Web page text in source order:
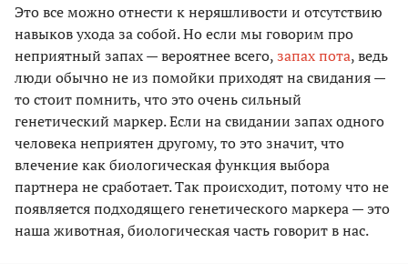
Это все можно отнести к неряшливости и отсутствию
навыков ухода за собой. Но если мы говорим про
неприятный запах — вероятнее всего,запах пота, ведь
люди обычно не из помойки приходят на свидания —
то стоит помнить, что это очень сильный
генетический маркер. Если на свидании запах одного
человека неприятен другому, то это значит, что
влечение как биологическая функция выбора
партнера не сработает. Так происходит, потому что не
появляется подходящего генетического маркера — это
наша животная, биологическая часть говорит в нас.